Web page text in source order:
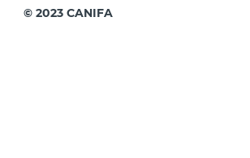
© 2023 CANIFA